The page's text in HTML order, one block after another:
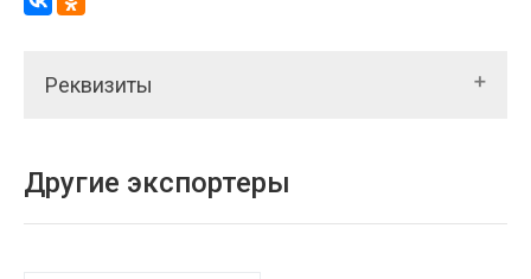
Реквизиты
Другие экспортеры